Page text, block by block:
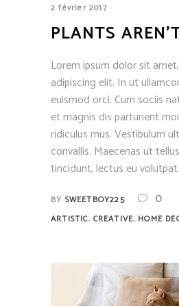
2 février 2017
PLANTS
Lorem ipsum dolor sit
adipiscing elit. In ut
euismod orci. Cum sociis
et magnis dis parturient
ridiculus mus. Vestibulum
convallis. Maecenas ut
tincidunt, lectus eu volutpat
BY SWEETBOY225 0
ARTISTIC, CREATIVE, HOME